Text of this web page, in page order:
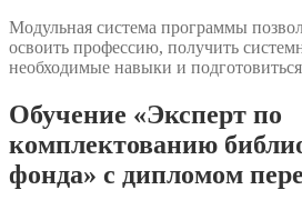
Модульная система программы
освоить профессию, получить
необходимые навыки и
Обучение «Эксперт по
комплектованию
фонда» с дипломом